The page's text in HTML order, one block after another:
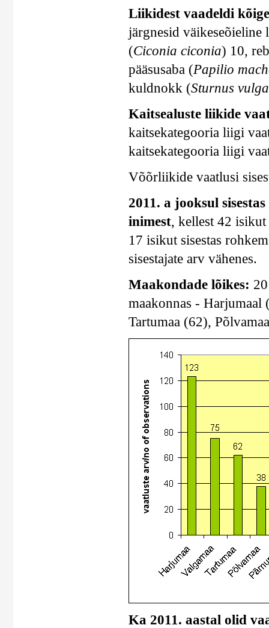
Liikidest vaadeldi
järgnesid väikeseõieline
(Ciconia ciconia) 10,
pääsusaba (Papilio
kuldnokk (Sturnus
Kaitsealuste liikide
kaitsekategooria liigi
kaitsekategooria liigi
Võõrliikide vaatlusi
2011. a jooksul
inimest, kellest 42 isikut
17 isikut sisestas
sisestajate arv vähenes.
Maakondade lõikes:
maakonnas - Harjumaal
Tartumaa (62),
Ka 2011. aastal olid